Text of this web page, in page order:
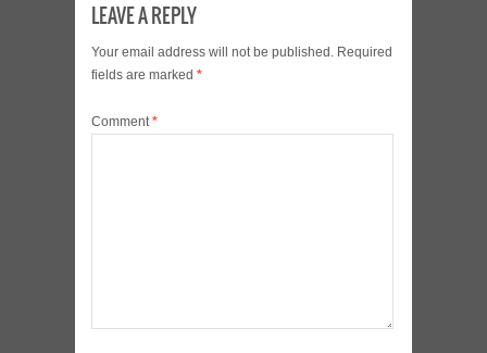
LEAVE A REPLY
Your email address will not be published. Required
fields are marked *
Comment*